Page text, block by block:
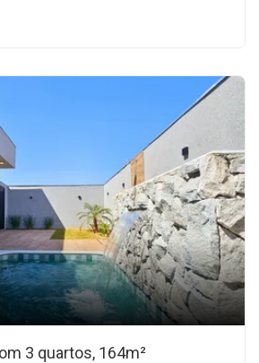
3 quartos, 164m²